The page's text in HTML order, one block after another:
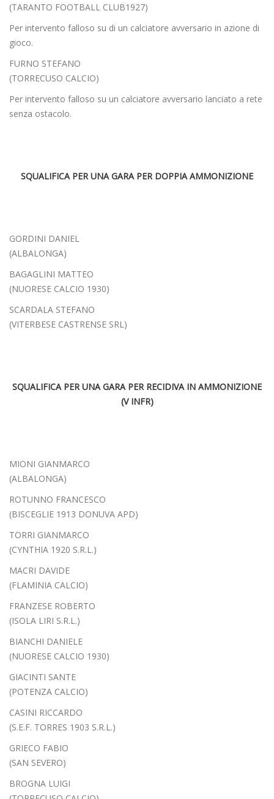
(TARANTO FOOTBALL CLUB1927)
Per intervento falloso su di un calciatore avversario in azione di
gioco.
FURNO STEFANO
(TORRECUSO CALCIO)
Per intervento falloso su un calciatore avversario lanciato a rete
senza ostacolo.
SQUALIFICA PER UNA GARA PER DOPPIA AMMONIZIONE
GORDINI DANIEL
(ALBALONGA)
BAGAGLINI MATTEO
(NUORESE CALCIO 1930)
SCARDALA STEFANO
(VITERBESE CASTRENSE SRL)
SQUALIFICA PER UNA GARA PER RECIDIVA IN AMMONIZIONE
(V INFR)
MIONI GIANMARCO
(ALBALONGA)
ROTUNNO FRANCESCO
(BISCEGLIE 1913 DONUVA APD)
TORRI GIANMARCO
(CYNTHIA 1920 S.R.L.)
MACRI DAVIDE
(FLAMINIA CALCIO)
FRANZESE ROBERTO
(ISOLA LIRI S.R.L.)
BIANCHI DANIELE
(NUORESE CALCIO 1930)
GIACINTI SANTE
(POTENZA CALCIO)
CASINI RICCARDO
(S.E.F. TORRES 1903 S.R.L.)
GRIECO FABIO
(SAN SEVERO)
BROGNA LUIGI